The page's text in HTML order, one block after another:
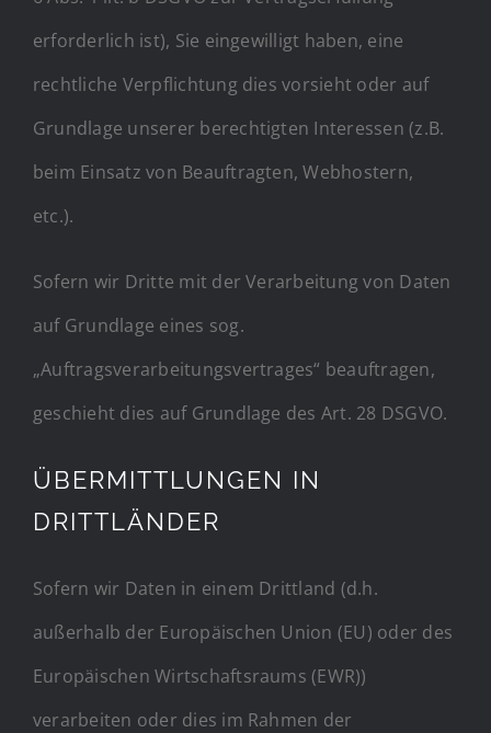
erforderlich ist), Sie eingewilligt haben, eine
rechtliche Verpflichtung dies vorsieht oder auf
Grundlage unserer berechtigten Interessen (z.B.
beim Einsatz von Beauftragten, Webhostern,
etc.).
Sofern wir Dritte mit der Verarbeitung von Daten
auf Grundlage eines sog.
„Auftragsverarbeitungsvertrages“ beauftragen,
geschieht dies auf Grundlage des Art. 28 DSGVO.
ÜBERMITTLUNGEN IN
DRITTLÄNDER
Sofern wir Daten in einem Drittland (d.h.
außerhalb der Europäischen Union (EU) oder des
Europäischen Wirtschaftsraums (EWR))
verarbeiten oder dies im Rahmen der